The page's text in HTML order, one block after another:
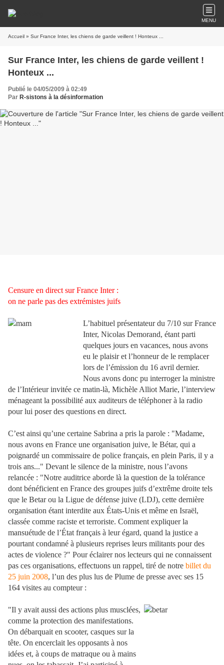
MENU
Accueil » Sur France Inter, les chiens de garde veillent ! Honteux ...
Sur France Inter, les chiens de garde veillent !
Honteux ...
Publié le 04/05/2009 à 02:49
Par R-sistons à la désinformation
Censure en direct sur France Inter :
on ne parle pas des extrémistes juifs
L’habituel présentateur du 7/10 sur France
Inter, Nicolas Demorand, étant parti
quelques jours en vacances, nous avons
eu le plaisir et l’honneur de le remplacer
lors de l’émission du 16 avril dernier.
Nous avons donc pu interroger la ministre
de l’Intérieur invitée ce matin-là, Michèle Alliot Marie, l’interview
ménageant la possibilité aux auditeurs de téléphoner à la radio
pour lui poser des questions en direct.
C’est ainsi qu’une certaine Sabrina a pris la parole : "Madame,
nous avons en France une organisation juive, le Bétar, qui a
poignardé un commissaire de police français, en plein Paris, il y a
trois ans..." Devant le silence de la ministre, nous l’avons
relancée : "Notre auditrice aborde là la question de la tolérance
dont bénéficient en France des groupes juifs d’extrême droite tels
que le Betar ou la Ligue de défense juive (LDJ), cette dernière
organisation étant interdite aux États-Unis et même en Israël,
classée comme raciste et terroriste. Comment expliquer la
mansuétude de l’État français à leur égard, quand la justice a
pourtant condamné à plusieurs reprises leurs militants pour des
actes de violence ?" Pour éclairer nos lecteurs qui ne connaissent
pas ces organisations, effectuons un rappel, tiré de notre billet du
25 juin 2008, l’un des plus lus de Plume de presse avec ses 15
164 visites au compteur :
"Il y avait aussi des actions plus musclées,
comme la protection des manifestations.
On débarquait en scooter, casques sur la
tête. On encerclait les opposants à nos
idées et, à coups de matraque ou à mains